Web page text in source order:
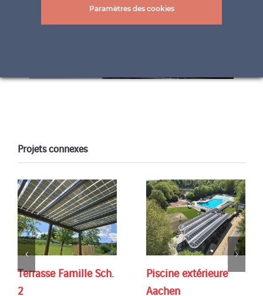
Projets connexes
Terrasse Famille Sch.
2
Piscine extérieure
Aachen
Paramètres des cookies